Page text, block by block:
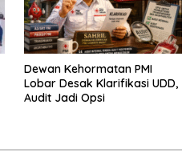
Dewan Kehormatan PMI
Lobar Desak Klarifikasi UDD,
Audit Jadi Opsi